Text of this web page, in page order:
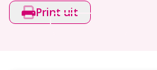
Print uit